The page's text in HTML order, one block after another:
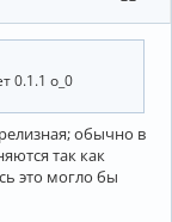
0.1.1 о_0
обычно в
так как
это могло бы